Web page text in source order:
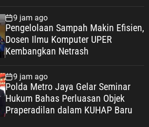
9 jam ago
Pengelolaan Sampah Makin Efisien,
Dosen Ilmu Komputer UPER
Kembangkan Netrash
9 jam ago
Polda Metro Jaya Gelar Seminar
Hukum Bahas Perluasan Objek
Praperadilan dalam KUHAP Baru